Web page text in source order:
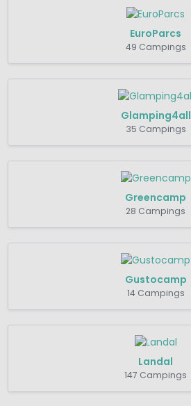
EuroParcs
49 Campings
Glamping4all
35 Campings
Greencamp
28 Campings
Gustocamp
14 Campings
Landal
147 Campings